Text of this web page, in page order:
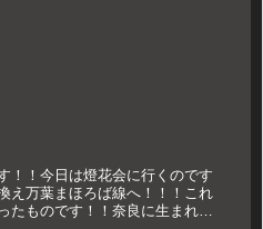
！！今日は燈花会に行くのです
え万葉まほろば線へ！！！これ
たものです！！奈良に生まれ育